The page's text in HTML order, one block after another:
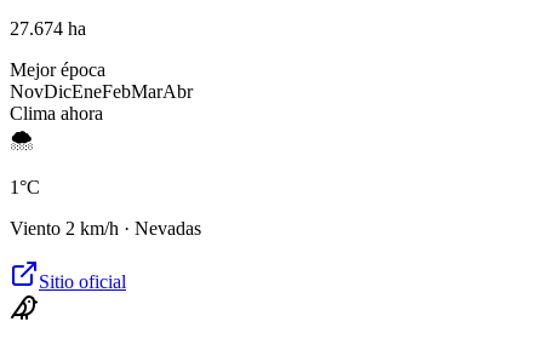
27.674 ha
Mejor época
NovDicEneFebMarAbr
Clima ahora
🌨️
1°C
Viento 2 km/h · Nevadas
Sitio oficial